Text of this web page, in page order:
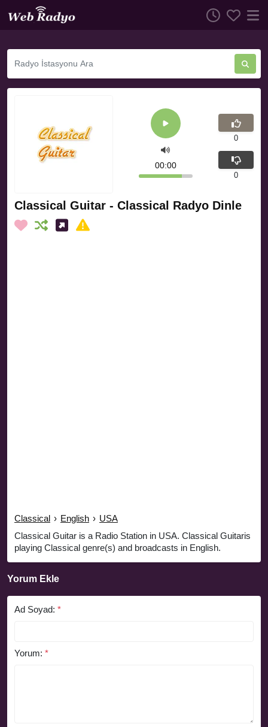
Classical Guitar - Classical Radyo Dinle
Classical › English › USA
Classical Guitar is a Radio Station in USA. Classical Guitaris
playing Classical genre(s) and broadcasts in English.
00:00
0
0
Yorum Ekle
Ad Soyad: *
Yorum: *